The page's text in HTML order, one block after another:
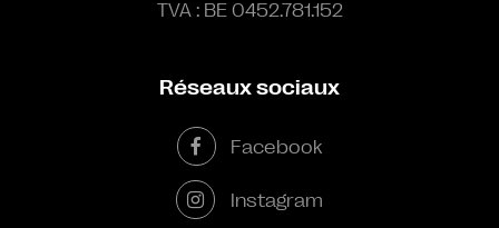
TVA : BE 0452.781.152
Réseaux sociaux
Facebook
Instagram